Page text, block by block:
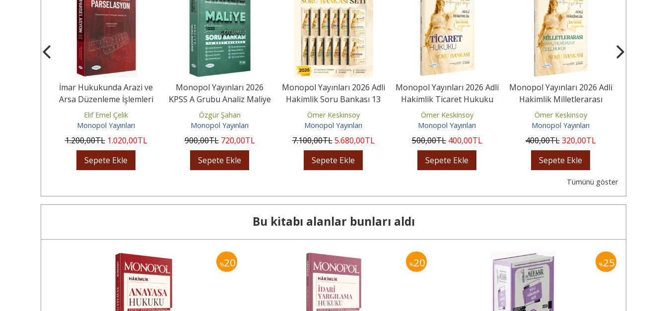
İmar Hukukunda Arazi ve
Arsa Düzenleme İşlemleri
Parselasyon
Elif Emel Çelik
Monopol Yayınları
1.200,00TL 1.020,00TL
Sepete Ekle
Monopol Yayınları 2026
KPSS A Grubu Analiz Maliye
Soru Bankası Çözümlü
Özgür Şahan
Monopol Yayınları
900,00TL 720,00TL
Sepete Ekle
Monopol Yayınları 2026 Adli
Hakimlik Soru Bankası 13
Kitap Set Çözümlü
Ömer Keskinsoy
Monopol Yayınları
7.100,00TL 5.680,00TL
Sepete Ekle
Monopol Yayınları 2026 Adli
Hakimlik Ticaret Hukuku
Soru Bankası Çözümlü
Ömer Keskinsoy
Monopol Yayınları
500,00TL 400,00TL
Sepete Ekle
Monopol Yayınları 2026 Adli
Hakimlik Milletlerarası
Kamu Hukuku ve Özel...
Ömer Keskinsoy
Monopol Yayınları
400,00TL 320,00TL
Sepete Ekle
Tümünü göster
Bu kitabı alanlar bunları aldı
%20 %20 %25